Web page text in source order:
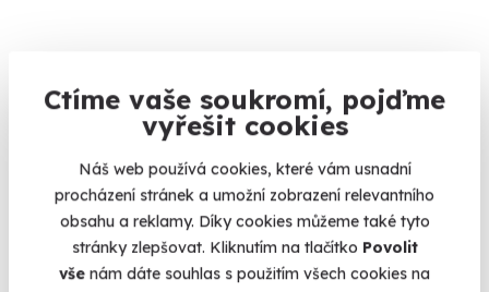
Ctíme vaše soukromí, pojďme
vyřešit cookies
Náš web používá cookies, které vám usnadní
procházení stránek a umožní zobrazení relevantního
obsahu a reklamy. Díky cookies můžeme také tyto
stránky zlepšovat. Kliknutím na tlačítko Povolit
vše nám dáte souhlas s použitím všech cookies na
9.8(56)
Paintball
Zažijte barevnou přestřelku s přáteli.
Benešov (+ 2 další lokality)